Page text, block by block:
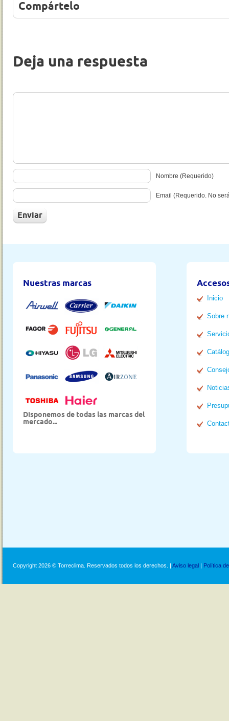
Compártelo
Deja una respuesta
Nombre (Requerido)
Email (Requerido. No
Nuestras marcas
Disponemos de todas las marcas del
mercado...
Inicio
Sobre
Copyright 2026 © Torreclima. Reservados todos los derechos. | Aviso legal Política